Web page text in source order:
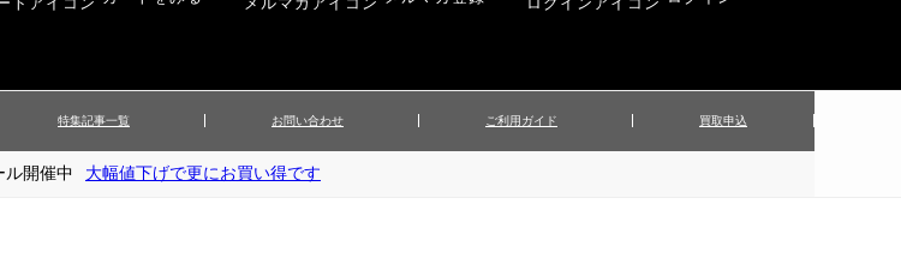
▲メンズニット
▲財布・キーケース
特集記事一覧 お問い合わせ ご利用ガイド 買取申込
開催中 大幅値下げで更にお買い得です